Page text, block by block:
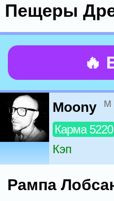
Пещеры
🔥
Moony м
Карма 5220
Кэп
Рампа